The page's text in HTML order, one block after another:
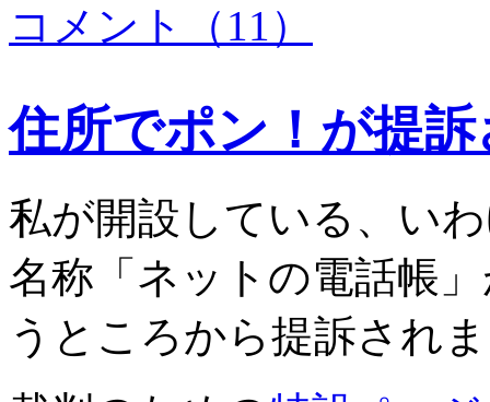
コメント（11）
住所でポン！が提
私が開設している、い
名称「ネットの電話帳
うところから提訴され